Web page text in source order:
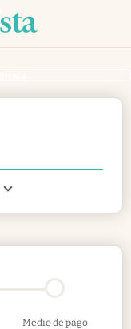
Medio de pago